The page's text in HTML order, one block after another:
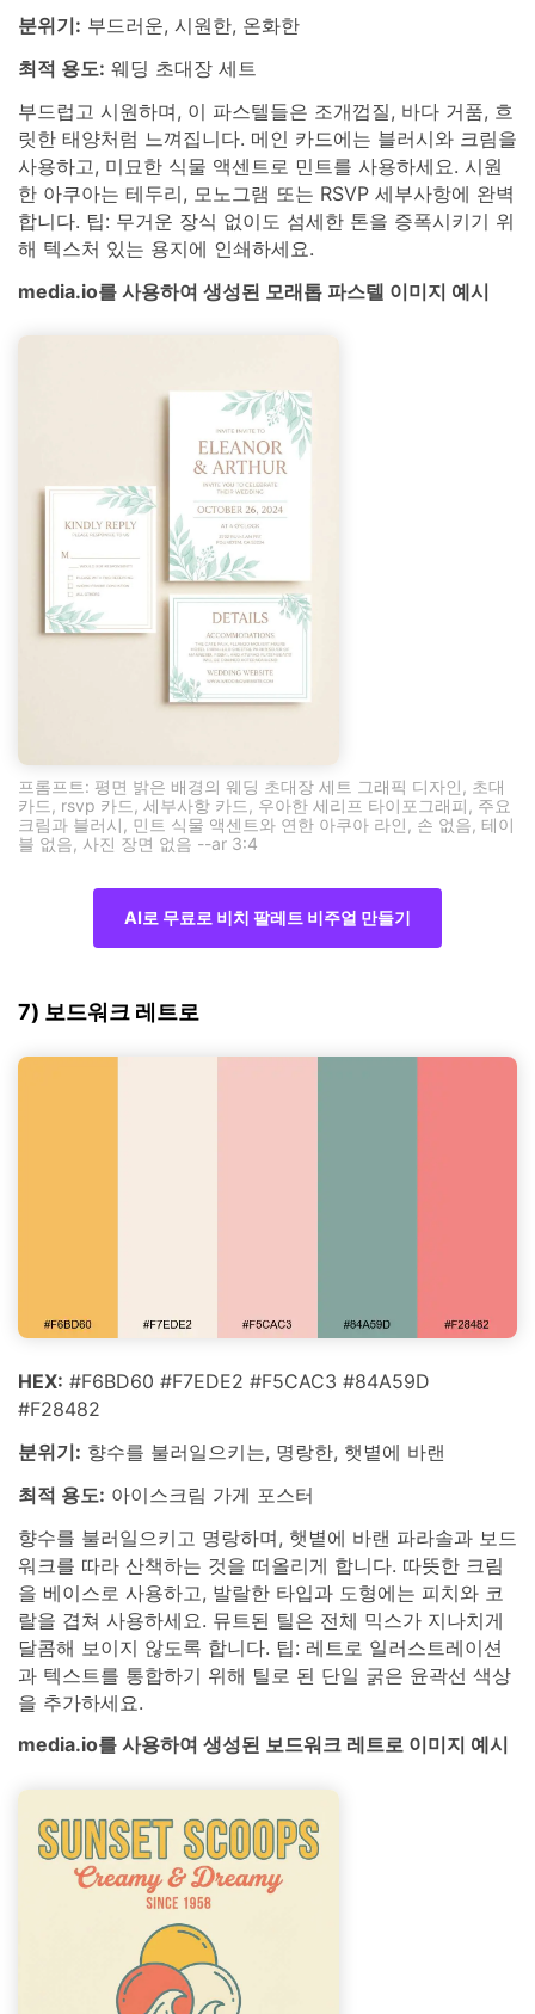
분위기: 부드러운, 시원한, 온화한
최적 용도: 웨딩 초대장 세트
부드럽고 시원하며, 이 파스텔들은 조개껍질, 바다 거품, 흐
릿한 태양처럼 느껴집니다. 메인 카드에는 블러시와 크림을
사용하고, 미묘한 식물 액센트로 민트를 사용하세요. 시원
한 아쿠아는 테두리, 모노그램 또는 RSVP 세부사항에 완벽
합니다. 팁: 무거운 장식 없이도 섬세한 톤을 증폭시키기 위
해 텍스처 있는 용지에 인쇄하세요.
media.io를 사용하여 생성된 모래톱 파스텔 이미지 예시
프롬프트: 평면 밝은 배경의 웨딩 초대장 세트 그래픽 디자인, 초대
카드, rsvp 카드, 세부사항 카드, 우아한 세리프 타이포그래피, 주요
크림과 블러시, 민트 식물 액센트와 연한 아쿠아 라인, 손 없음, 테이
블 없음, 사진 장면 없음 --ar 3:4
AI로 무료로 비치 팔레트 비주얼 만들기
7) 보드워크 레트로
HEX: #F6BD60 #F7EDE2 #F5CAC3 #84A59D
#F28482
분위기: 향수를 불러일으키는, 명랑한, 햇볕에 바랜
최적 용도: 아이스크림 가게 포스터
향수를 불러일으키고 명랑하며, 햇볕에 바랜 파라솔과 보드
워크를 따라 산책하는 것을 떠올리게 합니다. 따뜻한 크림
을 베이스로 사용하고, 발랄한 타입과 도형에는 피치와 코
랄을 겹쳐 사용하세요. 뮤트된 틸은 전체 믹스가 지나치게
달콤해 보이지 않도록 합니다. 팁: 레트로 일러스트레이션
과 텍스트를 통합하기 위해 틸로 된 단일 굵은 윤곽선 색상
을 추가하세요.
media.io를 사용하여 생성된 보드워크 레트로 이미지 예시